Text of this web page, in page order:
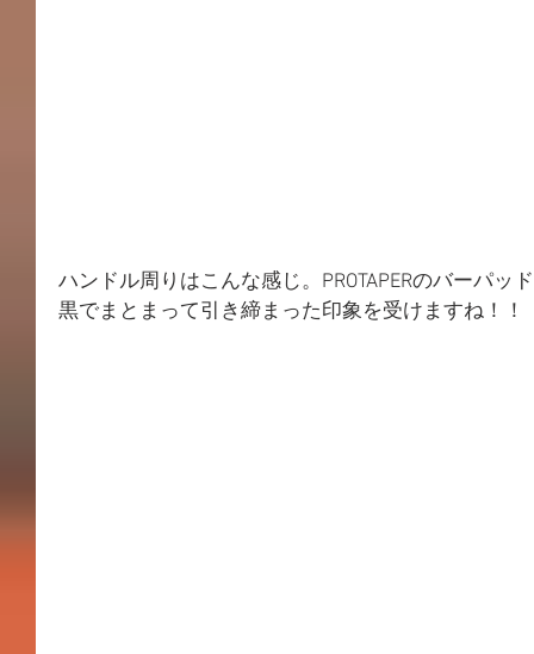
ハンドル周りはこんな感じ。PROTAPERのバーパッ
黒でまとまって引き締まった印象を受けますね！！